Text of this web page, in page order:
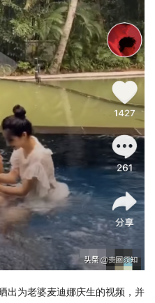
出为老婆麦迪娜庆生的视频，并